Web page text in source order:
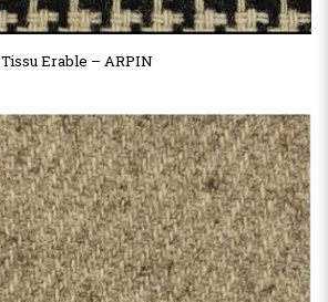
Tissu Erable – ARPIN